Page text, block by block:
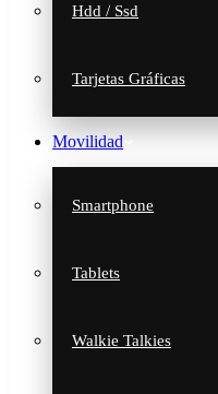
Hdd / Ssd
Tarjetas Gráficas
Movilidad
Smartphone
Tablets
Walkie Talkies